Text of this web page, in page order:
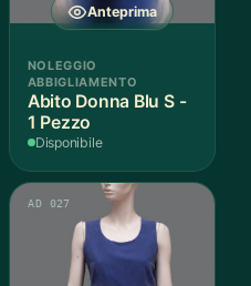
Anteprima
NOLEGGIO
ABBIGLIAMENTO
Abito Donna Blu S -
1 Pezzo
Disponibile
AD 027